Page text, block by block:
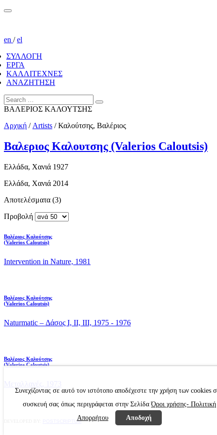
en /el
ΣΥΛΛΟΓΗ
ΕΡΓΑ
ΚΑΛΛΙΤΕΧΝΕΣ
ΑΝΑΖΗΤΗΣΗ
ΒΑΛΕΡΙΟΣ ΚΑΛΟΥΤΣΗΣ
Αρχική / Artists /Καλούτσης, Βαλέριος
Βαλεριος Καλουτσης (Valerios Caloutsis)
Ελλάδα, Χανιά 1927
Ελλάδα, Χανιά 2014
Αποτελέσματα (3)
Προβολή
Βαλέριος Καλούτσης
(Valerios Caloutsis)
Intervention in Nature, 1981
Βαλέριος Καλούτσης
(Valerios Caloutsis)
Naturmatic – Δάσος Ι, ΙΙ, ΙΙΙ, 1975 - 1976
Βαλέριος Καλούτσης
(Valerios Caloutsis)
POSTSCRIPTUM
Συνεχίζοντας σε αυτό τον ιστότοπο αποδέχεστε την χρήση των cookies
συσκευή σας όπως περιγράφεται στην ΣελίδαΌροι χρήσης- Πολιτική
Απορρήτου
Αποδοχή